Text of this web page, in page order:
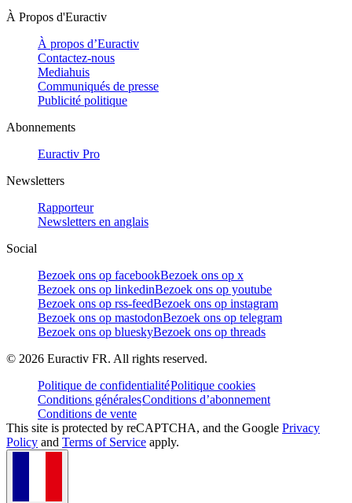
À Propos d'Euractiv
À propos d’Euractiv
Contactez-nous
Mediahuis
Communiqués de presse
Publicité politique
Abonnements
Euractiv Pro
Newsletters
Rapporteur
Newsletters en anglais
Social
Bezoek ons op facebookBezoek ons op x
Bezoek ons op linkedinBezoek ons op youtube
Bezoek ons op rss-feedBezoek ons op instagram
Bezoek ons op mastodonBezoek ons op telegram
Bezoek ons op blueskyBezoek ons op threads
© 2026 Euractiv FR. All rights reserved.
Politique de confidentialitéPolitique cookies
Conditions généralesConditions d’abonnement
Conditions de vente
This site is protected by reCAPTCHA, and the Google Privacy
Policy and Terms of Service apply.